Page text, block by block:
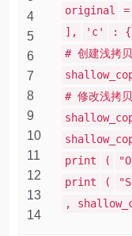
4
5
6
7
8
9
10
11
12
13
14
original =
],
'c' : {
# 创建浅拷贝
# 修改浅拷
print
(
print
(
,